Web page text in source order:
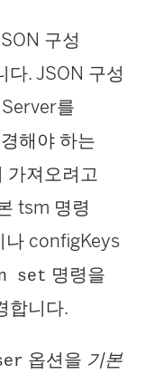
구성
다. JSON 구성
를
해야 하는
가져오려고
tsm 명령
나 configKeys
set 명령을
합니다.
옵션을 기본